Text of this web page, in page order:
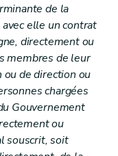
de la
elle un contrat
directement ou
membres de leur
de direction ou
chargées
Gouvernement
ou
souscrit, soit